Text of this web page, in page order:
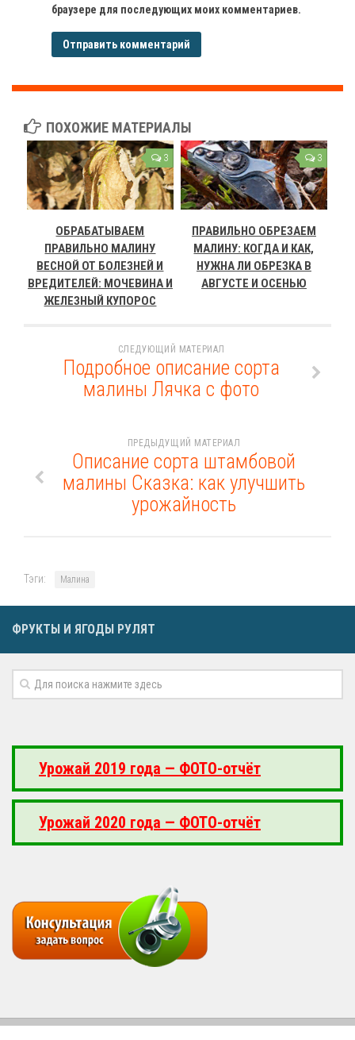
браузере для последующих моих комментариев.
ПОХОЖИЕ МАТЕРИАЛЫ
3
ОБРАБАТЫВАЕМ
ПРАВИЛЬНО МАЛИНУ
ВЕСНОЙ ОТ БОЛЕЗНЕЙ И
ВРЕДИТЕЛЕЙ: МОЧЕВИНА И
ЖЕЛЕЗНЫЙ КУПОРОС
3
ПРАВИЛЬНО ОБРЕЗАЕМ
МАЛИНУ: КОГДА И КАК,
НУЖНА ЛИ ОБРЕЗКА В
АВГУСТЕ И ОСЕНЬЮ
СЛЕДУЮЩИЙ МАТЕРИАЛ
Подробное описание сорта
малины Лячка с фото
ПРЕДЫДУЩИЙ МАТЕРИАЛ
Описание сорта штамбовой
малины Сказка: как улучшить
урожайность
Тэги: Малина
ФРУКТЫ И ЯГОДЫ РУЛЯТ
Урожай 2019 года — ФОТО-отчёт
Урожай 2020 года — ФОТО-отчёт